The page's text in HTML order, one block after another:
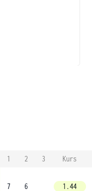
1 2 3
Kurs
7
6
1.44